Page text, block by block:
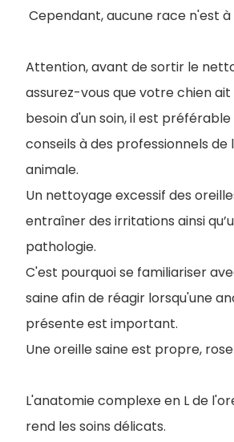
Cependant, aucune race n'est à
Attention, avant de sortir le
assurez-vous que votre chien
besoin d'un soin, il est
conseils à des professionnels de
animale.
Un nettoyage excessif des
entraîner des irritations ainsi
pathologie.
C'est pourquoi se familiariser
saine afin de réagir lorsqu'une
présente est important.
Une oreille saine est propre,
L'anatomie complexe en L de
rend les soins délicats.